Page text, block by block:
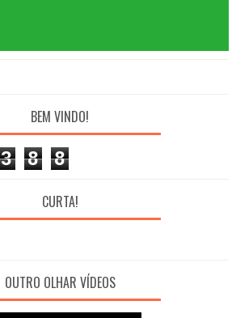
BEM VINDO!
3 8 8
CURTA!
OUTRO OLHAR VÍDEOS